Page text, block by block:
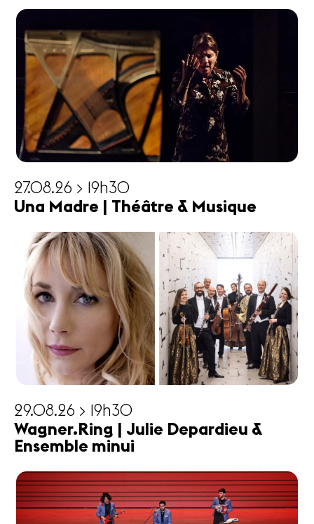
27.08.26 > 19h30
Una Madre | Théâtre & Musique
29.08.26 > 19h30
Wagner.Ring | Julie Depardieu &
Ensemble minui